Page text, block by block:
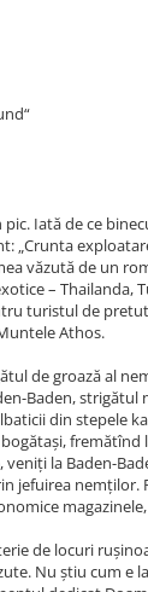
Iată de ce
văzută de un
– Thailanda,
turistul de
Athos.
de groază al
Baden, strigătul
din stepele
fremătînd
veniţi la Baden-
jefuirea
magazinele,
de locuri
Nu ştiu cum e